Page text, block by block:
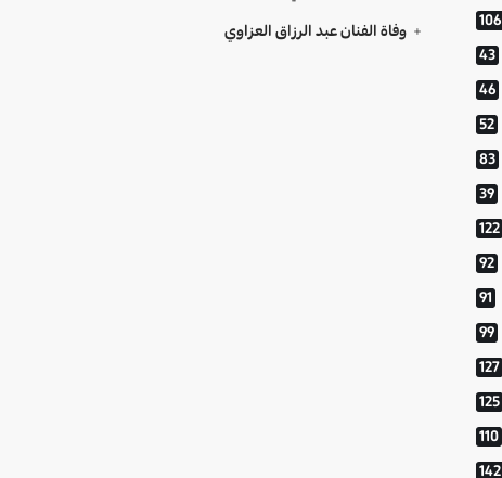
106
43
46
52
83
39
122
92
91
99
127
125
110
142
وفاة الفنان عبد الرزاق العزاوي